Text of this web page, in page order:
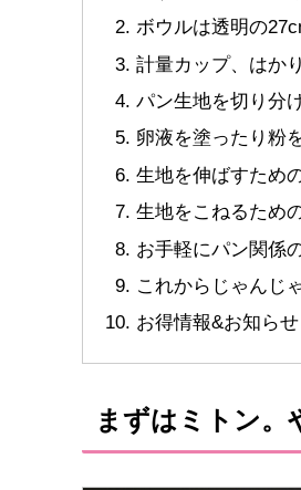
ボウルは透明の
計量カップ、はか
パン生地を切り分
卵液を塗ったり粉
生地を伸ばすため
生地をこねるため
お手軽にパン関係
これからじゃんじ
お得情報&お知らせ
まずはミトン。